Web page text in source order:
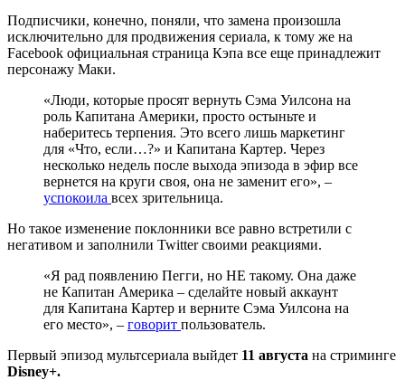
Подписчики, конечно, поняли, что замена произошла
исключительно для продвижения сериала, к тому же на
Facebook официальная страница Кэпа все еще принадлежит
персонажу Маки.
«Люди, которые просят вернуть Сэма Уилсона на
роль Капитана Америки, просто остыньте и
наберитесь терпения. Это всего лишь маркетинг
для «Что, если…?» и Капитана Картер. Через
несколько недель после выхода эпизода в эфир все
вернется на круги своя, она не заменит его», –
успокоила всех зрительница.
Но такое изменение поклонники все равно встретили с
негативом и заполнили Twitter своими реакциями.
«Я рад появлению Пегги, но НЕ такому. Она даже
не Капитан Америка – сделайте новый аккаунт
для Капитана Картер и верните Сэма Уилсона на
его место», – говорит пользователь.
Первый эпизод мультсериала выйдет 11 августа на стриминге
Disney+.